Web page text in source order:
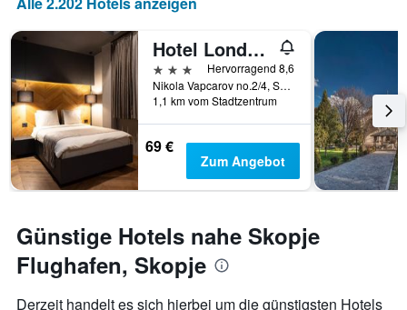
der
Tage
dem
Aufenthalt
anzeigt
Das
Diagramm
hat
1
die
den
durchschnittlichen
Hotel London B&b
3 Sterne
Hervorragend 8,6
Nikola Vapcarov no.2/4, Skopje, Nordmazedonien
1,1 km vom Stadtzentrum
69 €
Zum Angebot
Günstige Hotels nahe Skopje
Flughafen, Skopje
Derzeit handelt es sich hierbei um die günstigsten Hotels